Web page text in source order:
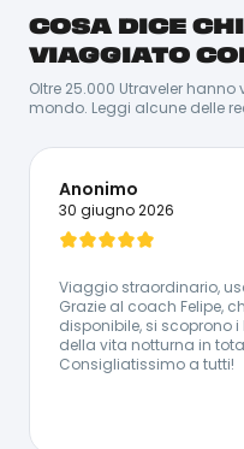
Felipe viene da Rio de
guida turistica. Tifoso
ai visitatori la bellezza
città, dimostrando che
si immagini.
🇵🇹 Portoghese - 🇬🇧
COSA DICE
VIAGGIATO
Oltre 25.000 Utraveler
mondo. Leggi alcune delle
Anonimo
30 giugno 2026
Viaggio straordinario,
Grazie al coach Felipe,
disponibile, si scoprono
della vita notturna in
Consigliatissimo a tutti!